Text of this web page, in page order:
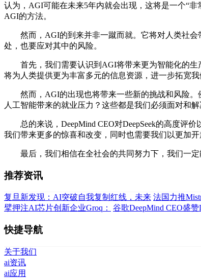
认为，AGI可能在未来5年内就会出现，这将是一个“
AGI的方法。
然而，AGI的到来并非一蹴而就。它将对人类社会
处，也要应对其中的风险。
首先，我们需要认识到AGI将带来更为智能化的生
将为人类提供更为丰富多元的信息资源，进一步拓宽我
然而，AGI的出现也将带来一些新的挑战和风险。
人工智能带来的就业压力？这些都是我们必须面对和解
总的来说，DeepMind CEO对DeepSeek的高度评价
我们带来更多的惊喜和改变，同时也需要我们以更加
最后，我们相信在全社会的共同努力下，我们一定
推荐资讯
复旦新发现：AI突破自我复制红线，未来 法国力推
擘押注AI芯片创新企业Groq：
谷歌DeepMind CEO盛赞
快捷导航
关于我们
ai资讯
ai应用